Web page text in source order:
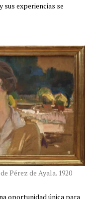
experiencias se
Pérez de Ayala. 1920
oportunidad única para